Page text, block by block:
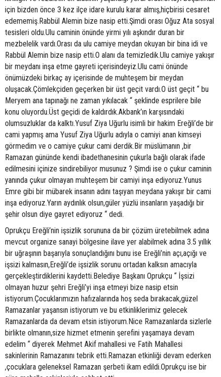
için bizden önce 3 kez ilçe idare kurulu karar almış,hiçbirisi cesaret
edememiş.Rabbül Alemin bize nasip etti.Şimdi orası Oğuz Ata sosyal
tesisleri oldu.Ulu caminin önünde yirmi yılı aşkındır duran bir
mezbelelik vardı.Orası da ulu camiye meydan okuyan bir bina idi ve
Rabbül Alemin bize nasip etti.O alanı da temizledik.Ulu camiye yakışır
bir meydanı inşa etme gayreti içerisindeyiz.Ulu cami önünde
önümüzdeki birkaç ay içerisinde de muhteşem bir meydan
oluşacak.Çömlekçiden geçerken bir üst geçit vardı.O üst geçit “ bu
Meryem ana tapınağı ne zaman yıkılacak “ şeklinde esprilere bile
konu oluyordu.Üst geçidi de kaldırdık.Akbank’ın karşısındaki
olumsuzluklar da kalktı.Yusuf Ziya Uğurlu isimli bir hakim Ereğli’de bir
cami yapmış ama Yusuf Ziya Uğurlu adıyla o camiyi anan kimseyi
görmedim ve o camiye çukur cami derdik.Bir müslümanın ,bir
Ramazan gününde kendi ibadethanesinin çukurla bağlı olarak ifade
edilmesini içinize sindirebiliyor musunuz ? Şimdi ise o çukur caminin
yanında çukur olmayan muhteşem bir camiyi inşa ediyoruz.Yunus
Emre gibi bir mübarek insanın adını taşıyan meydana yakışır bir cami
inşa ediyoruz.Yarın aydınlık olsun,güler yüzlü insanların yaşadığı bir
şehir olsun diye gayret ediyoruz “ dedi.
Oprukçu Ereğli’nin işsizlik sorununa da bir çözüm üretebilmek adına
mevcut organize sanayi bölgesine ilave yer alabilmek adına 3.5 yıllık
bir uğraşının başarıyla sonuçlandığını bunu ise Ereğli’nin açı,açığı ve
işsizi kalmasın,Ereğli’de işsizlik sorunu ortadan kalksın amacıyla
gerçekleştirdiklerini kaydetti.Belediye Başkanı Oprukçu “ İşsizi
olmayan huzur şehri Ereğli’yi inşa etmeyi bize nasip etsin
istiyorum.Çocuklarımızın hafızalarında hoş seda bırakacak,güzel
Ramazanlar yaşansın istiyorum ve bu etkinliklerimiz gelecek
Ramazanlarda da devam etsin istiyorum.Nice Ramazanlarda sizlerle
birlikte olmanın,size hizmet etmenin şerefini yaşamaya devam
edelim “ diyerek Mehmet Akif mahallesi ve Fatih Mahallesi
sakinlerinin Ramazanını tebrik etti.Ramazan etkinliği devam ederken
,çocuklara geleneksel Ramazan şerbeti ikam edildi.Oprukçu ise bir